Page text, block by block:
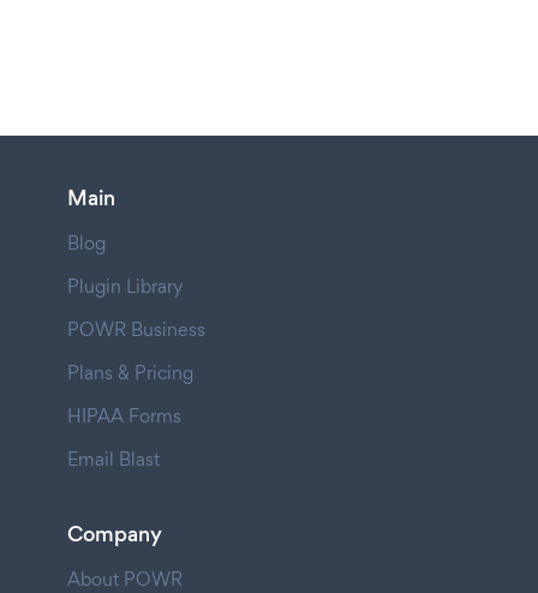
Main
Blog
Plugin Library
POWR Business
Plans & Pricing
HIPAA Forms
Email Blast
Company
About POWR